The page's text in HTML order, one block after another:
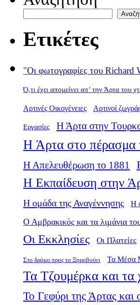
Ετικέτες
"Οι φωτογραφίες του Richard
Ό,τι έχει απομείνει απ’ την Άρτα του
Αρτινές Οικογένειες Αρτινοί
Εργασίες Η Άρτα στην
Η Άρτα στο πέρασμα
Η Απελευθέρωση το 1881
Η Εκπαίδευση στην
Η ομάδα της Αναγέννησης Η
Ο Αμβρακικός και τα λιμάνια
Οι Εκκλησίες Οι Πλατείες
Στο δρόμο προς το Ξηροβούνι Τα Μέσα
Τα Τζουμέρκα και τα
Το Γεφύρι της Άρτας